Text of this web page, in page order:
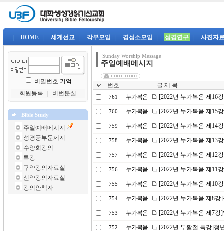
HOME 세계선교 각부모임 경성소모임 성경연구 사진자
비밀번호 기억
회원등록
비번분실
Bible Study
주일예배메시지
성경공부문제지
수양회강의
특강
구약강의자료실
신약강의자료실
강의안책자
Sunday Worship Message
주일예배메시지
번호 글 제 목
761 누가복음 [2022년 누가복음 제16
760 누가복음 [2022년 누가복음 제15
759 누가복음 [2022년 누가복음 제14
758 누가복음 [2022년 누가복음 제13
757 누가복음 [2022년 누가복음 제12
756 누가복음 [2022년 누가복음 제11
755 누가복음 [2022년 누가복음 제10
754 누가복음 [2022년 누가복음 제8
753 누가복음 [2022년 누가복음 제7
752 누가복음 [2022년 부활절 특강]청